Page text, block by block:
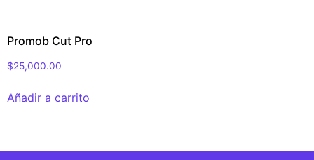
Promob Cut Pro
$25,000.00
Añadir a carrito